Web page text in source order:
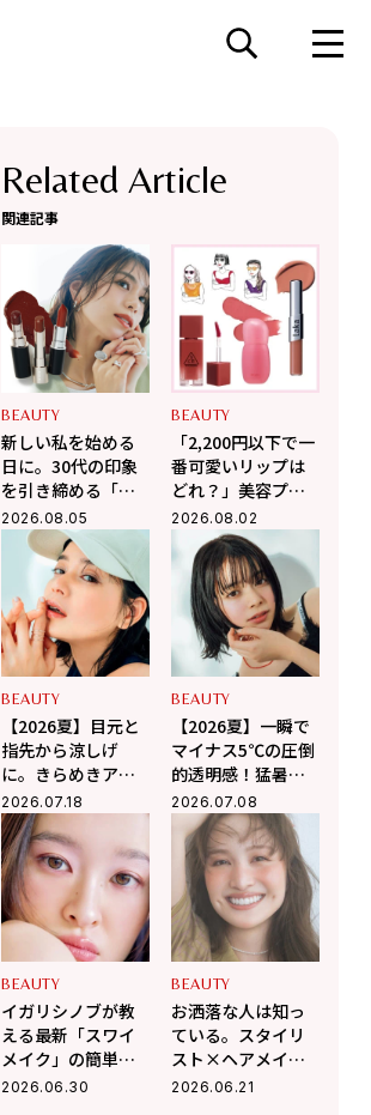
Related Article
関連記事
BEAUTY
新しい私を始める
日に。30代の印象
を引き締める「お
守りリップ」3選
2026.08.05
BEAUTY
「2,200円以下で一
番可愛いリップは
どれ？」美容プロ
がガチで選んだ
2026夏の韓国コス
メ3選
2026.08.02
BEAUTY
【2026夏】目元と
指先から涼しげ
に。きらめきアイ
シャドウ・ネイル
で作る「涼感メイ
ク」
2026.07.18
BEAUTY
【2026夏】一瞬で
マイナス5℃の圧倒
的透明感！猛暑に
負けない「涼感メ
イク」の作り方
2026.07.08
BEAUTY
イガリシノブが教
える最新「スワイ
メイク」の簡単
HOW TO！夏のア
2026.06.30
BEAUTY
お洒落な人は知っ
ている。スタイリ
スト×ヘアメイク
が本音で語る「服
2026.06.21